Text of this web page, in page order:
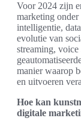
Voor 2024 zijn
marketing onder
intelligentie,
evolutie van
streaming, voice
manier waarop
en uitvoeren
Hoe kan
digitale